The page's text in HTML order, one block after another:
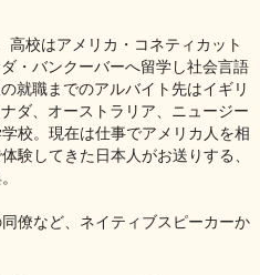
高校はアメリカ・コネティカット
・バンクーバーへ留学し社会言語
就職までのアルバイト先はイギリ
ダ、オーストラリア、ニュージー
校。現在は仕事でアメリカ人を相
験してきた日本人がお送りする、
僚など、ネイティブスピーカーか